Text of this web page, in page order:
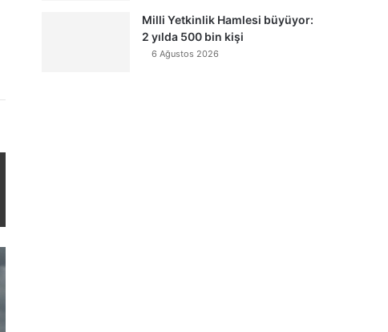
Milli Yetkinlik Hamlesi büyüyor:
2 yılda 500 bin kişi
6 Ağustos 2026